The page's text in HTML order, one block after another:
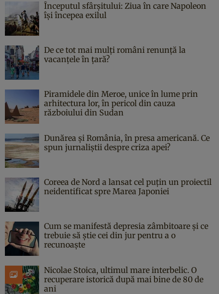
Începutul sfârşitului: Ziua în care Napoleon
îşi începea exilul
De ce tot mai mulți români renunță la
vacanțele în țară?
Piramidele din Meroe, unice în lume prin
arhitectura lor, în pericol din cauza
războiului din Sudan
Dunărea și România, în presa americană. Ce
spun jurnaliștii despre criza apei?
Coreea de Nord a lansat cel puțin un proiectil
neidentificat spre Marea Japoniei
Cum se manifestă depresia zâmbitoare și ce
trebuie să știe cei din jur pentru a o
recunoaște
Nicolae Stoica, ultimul mare interbelic. O
recuperare istorică după mai bine de 80 de
ani